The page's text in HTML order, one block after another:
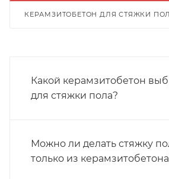
КЕРАМЗИТОБЕТОН ДЛЯ СТЯЖКИ
Какой керамзитобетон
для стяжки пола?
Можно ли делать стяжку
только из